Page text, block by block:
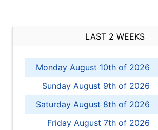
LAST 2 WEEKS
Monday August 10th of 2026
Sunday August 9th of 2026
Saturday August 8th of 2026
Friday August 7th of 2026